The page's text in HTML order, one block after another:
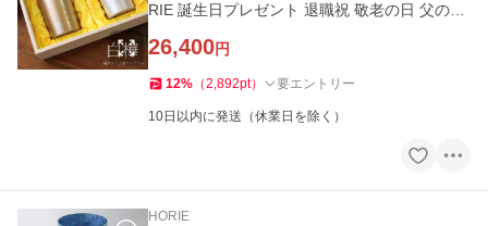
RIE 誕生日プレゼント 退職祝 敬老の日 父の日
26,400円
12% （2,892pt） 要エントリー
10日以内に発送（休業日を除く）
HORIE